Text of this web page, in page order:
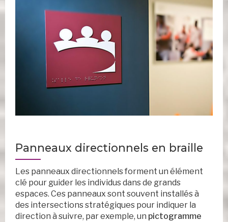
Panneaux directionnels en braille
Les panneaux directionnels forment un élément
clé pour guider les individus dans de grands
espaces. Ces panneaux sont souvent installés à
des intersections stratégiques pour indiquer la
direction à suivre, par exemple, un pictogramme